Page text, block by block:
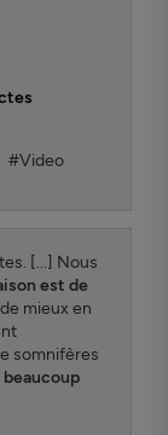
#Video
[...] Nous
est de
mieux en
somnifères